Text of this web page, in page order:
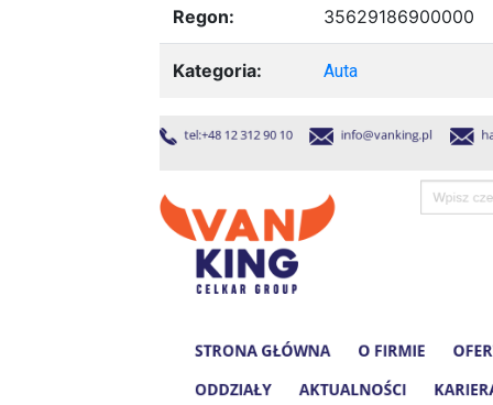
Regon: 35629186900000
Kategoria: Auta